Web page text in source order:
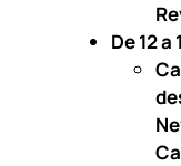
De 12 a